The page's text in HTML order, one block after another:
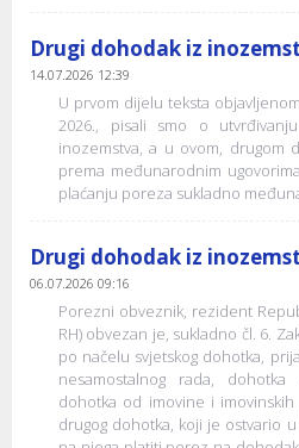
Drugi dohodak iz
14.07.2026 12:39
U prvom dijelu teksta
2026., pisali smo o
inozemstva, a u ovom, drugom
prema međunarodnim
plaćanju poreza sukladno
Drugi dohodak iz
06.07.2026 09:16
Porezni obveznik, rezident
RH) obvezan je, sukladno čl. 6.
po načelu svjetskog dohotka,
nesamostalnog rada,
dohotka od imovine i
drugog dohotka, koji je ostvario